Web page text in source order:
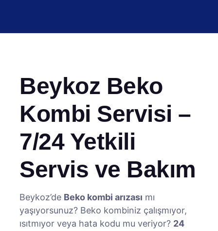
Beykoz Beko
Kombi Servisi –
7/24 Yetkili
Servis ve Bakım
Beykoz’de Beko kombi arızası mı
yaşıyorsunuz? Beko kombiniz çalışmıyor,
ısıtmıyor veya hata kodu mu veriyor? 24